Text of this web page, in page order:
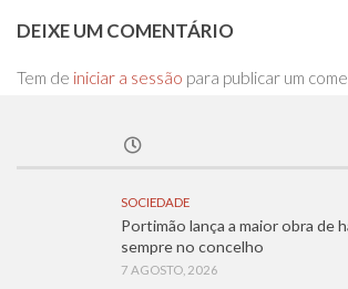
DEIXE UM COMENTÁRIO
Tem de iniciar a sessão para publicar um
SOCIEDADE
Portimão lança a maior obra de
sempre no concelho
7 AGOSTO, 2026